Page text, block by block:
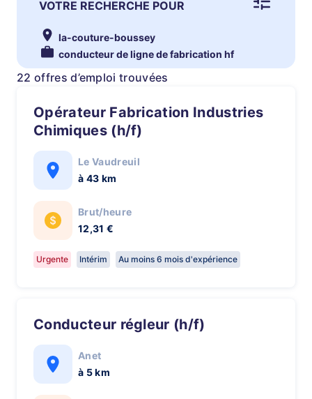
VOTRE RECHERCHE POUR
la-couture-boussey
conducteur de ligne de fabrication hf
22 offres d’emploi trouvées
Opérateur Fabrication Industries
Chimiques (h/f)
Le Vaudreuil
à 43 km
Brut/heure
12,31 €
Urgente Intérim Au moins 6 mois d'expérience
Conducteur régleur (h/f)
Anet
à 5 km